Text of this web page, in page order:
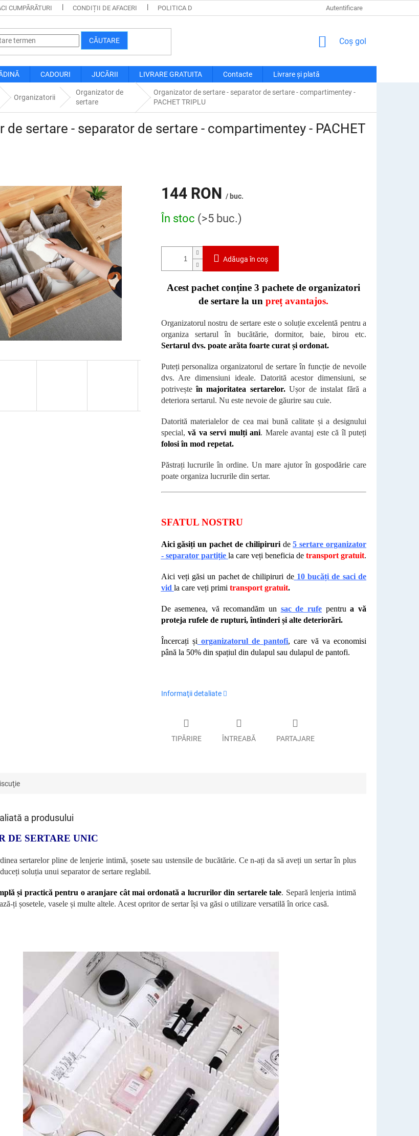
CUMPĂRĂTURI CONDIȚII DE AFACERI POLITICA DE CONFIDENȚIALITATE LIVRARE ȘI PLATĂ RECLAMAȚII ȘI
Autentificare
CĂUTARE
COŞ
CUMPĂRĂTURI
Coş gol
CADOURI JUCĂRII LIVRARE GRATUITA Contacte Livrare și plată
Organizatorii
Organizator de
sertare
Organizator de sertare - separator de sertare - compartimentey -
PACHET TRIPLU
de sertare - separator de sertare - compartimentey - PACHET
144 RON / buc.
Evaluare
preţ:
În stoc (>5 buc.)
Adăuga în coş
Acest pachet conține 3 pachete de organizatori
de sertare la unpreț avantajos.
Organizatorul nostru de sertare este o soluție excelentă pentru a
organiza sertarul în bucătărie, dormitor, baie, birou etc.
Sertarul dvs. poate arăta foarte curat și ordonat.
Puteți personaliza organizatorul de sertare în funcție de nevoile
dvs. Are dimensiuni ideale. Datorită acestor dimensiuni, se
potriveșteîn majoritatea sertarelor.Ușor de instalat fără a
deteriora sertarul. Nu este nevoie de găurire sau cuie.
Datorită materialelor de cea mai bună calitate și a designului
special, vă va servi mulți ani. Marele avantaj este că îl puteți
folosi în mod repetat.
Păstrați lucrurile în ordine. Un mare ajutor în gospodărie care
poate organiza lucrurile din sertar.
SFATUL NOSTRU
Aici găsiți un pachet de chilipiruride5 sertare organizator
- separator partiție la care veți beneficia detransport gratuit.
Aici veți găsi un pachet de chilipiruri de10 bucăți de saci de
vid la care veți primitransport gratuit.
De asemenea, vă recomandăm un sac de rufe pentrua vă
proteja rufele de rupturi, întinderi și alte deteriorări.
Încercați șiorganizatorul de pantofi, care vă va economisi
până la 50% din spațiul din dulapul sau dulapul de pantofi.
Informaţii detaliate
TIPĂRIRE ÎNTREABĂ PARTAJARE
a produsului
DE SERTARE UNIC
sertarelor pline de lenjerie intimă, șosete sau ustensile de bucătărie. Ce n-ați da să aveți un sertar în plus
soluția unui separator de sertare reglabil.
și practică pentru o aranjare cât mai ordonată a lucrurilor din sertarele tale. Separă lenjeria intimă
ți șosetele, vasele și multe altele. Acest opritor de sertar își va găsi o utilizare versatilă în orice casă.